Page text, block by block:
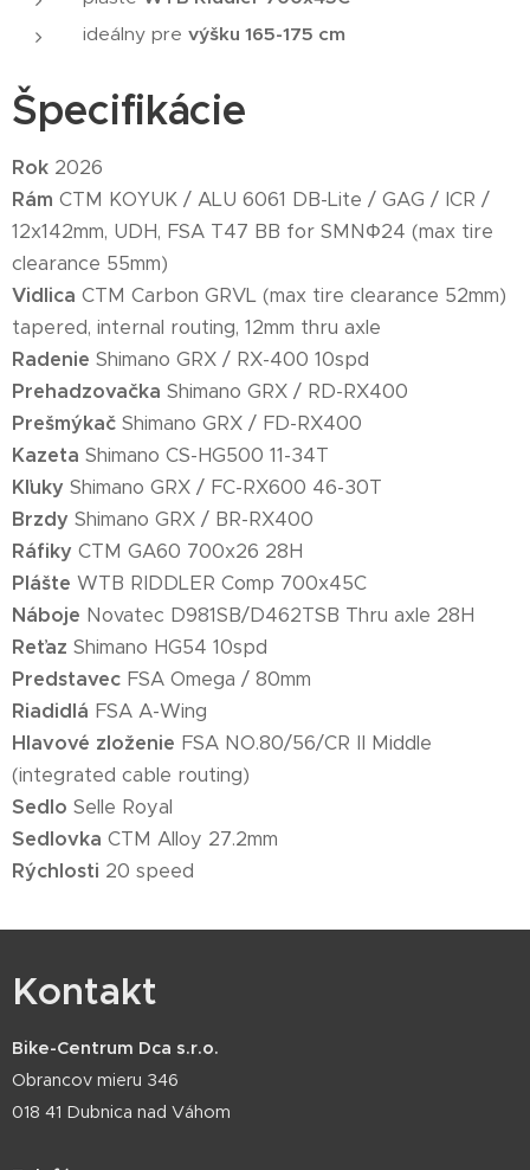
ideálny pre výšku 165-175 cm
Špecifikácie
Rok 2026
Rám CTM KOYUK / ALU 6061 DB-Lite / GAG / ICR /
12x142mm, UDH, FSA T47 BB for SMNΦ24 (max tire
clearance 55mm)
Vidlica CTM Carbon GRVL (max tire clearance 52mm)
tapered, internal routing, 12mm thru axle
Radenie Shimano GRX / RX-400 10spd
Prehadzovačka Shimano GRX / RD-RX400
Prešmýkač Shimano GRX / FD-RX400
Kazeta Shimano CS-HG500 11-34T
Kľuky Shimano GRX / FC-RX600 46-30T
Brzdy Shimano GRX / BR-RX400
Ráfiky CTM GA60 700x26 28H
Plášte WTB RIDDLER Comp 700x45C
Náboje Novatec D981SB/D462TSB Thru axle 28H
Reťaz Shimano HG54 10spd
Predstavec FSA Omega / 80mm
Riadidlá FSA A-Wing
Hlavové zloženie FSA NO.80/56/CR II Middle
(integrated cable routing)
Sedlo Selle Royal
Sedlovka CTM Alloy 27.2mm
Rýchlosti 20 speed
Kontakt
Bike-Centrum Dca s.r.o.
Obrancov mieru 346
018 41 Dubnica nad Váhom